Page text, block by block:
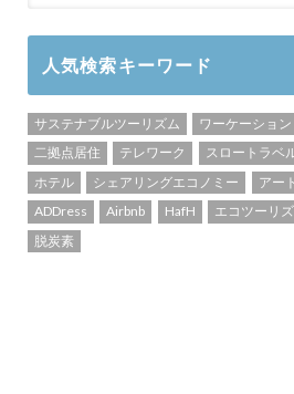
人気検索キーワード
サステナブルツーリズム ワーケーション
二拠点居住
テレワーク スロートラベ
ホテル
シェアリングエコノミー アート
ADDress
Airbnb HafH エコツーリ
脱炭素